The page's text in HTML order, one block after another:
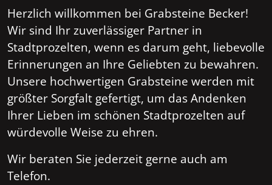
Herzlich willkommen bei Grabsteine Becker!
Wir sind Ihr zuverlässiger Partner in
Stadtprozelten, wenn es darum geht, liebevolle
Erinnerungen an Ihre Geliebten zu bewahren.
Unsere hochwertigen Grabsteine werden mit
größter Sorgfalt gefertigt, um das Andenken
Ihrer Lieben im schönen Stadtprozelten auf
würdevolle Weise zu ehren.
Wir beraten Sie jederzeit gerne auch am
Telefon.